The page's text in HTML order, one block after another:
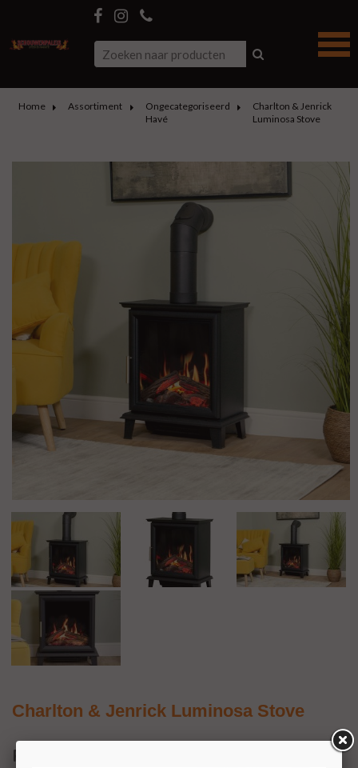
Home Assortiment
Ongecategoriseerd
Havé
Charlton & Jenrick
Luminosa Stove
Charlton & Jenrick Luminosa Stove
Realistisch vlammenspel